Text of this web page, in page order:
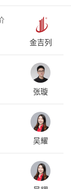
金吉列
张璇
吴耀